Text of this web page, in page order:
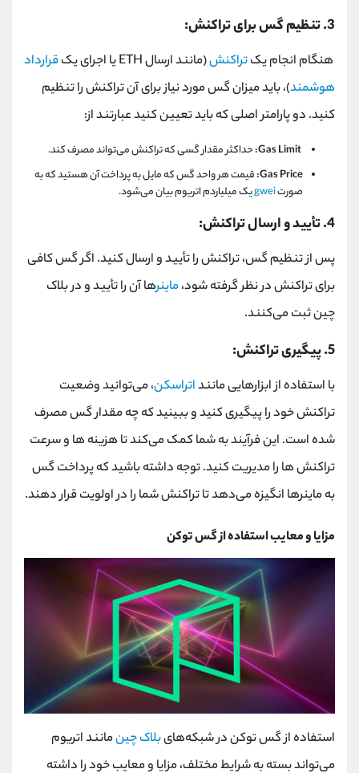
3. تنظیم گس برای تراکنش:
هنگام انجام یکتراکنش(مانند ارسالETHیا اجرای یکقرارداد
هوشمند)، باید میزان گس مورد نیاز برای آن تراکنش را تنظیم
کنید. دو پارامتر اصلی که باید تعیین کنید عبارتند از:
Gas Limit
:حداکثر مقدار گسی که تراکنش می‌تواند مصرف کند.
:Gas Priceقیمت هر واحد گس که مایل به پرداخت آن هستید که به
صورتgweiیک میلیاردم اتریوم بیان می‌شود.
4. تأیید و ارسال تراکنش:
پس از تنظیم گس، تراکنش را تأیید و ارسال کنید. اگر گس کافی
برای تراکنش در نظر گرفته شود،ماینرها آن را تأیید و در بلاک
چین ثبت می‌کنند.
5. پیگیری تراکنش:
با استفاده از ابزارهایی ماننداتراسکن، می‌توانید وضعیت
تراکنش خود را پیگیری کنید و ببینید که چه مقدار گس مصرف
شده است. این فرآیند به شما کمک می‌کند تا هزینه‌ ها و سرعت
تراکنش ‌ها را مدیریت کنید. توجه داشته باشید که پرداخت گس
به ماینرها انگیزه می‌دهد تا تراکنش شما را در اولویت قرار دهند.
مزایا و معایب استفاده از گس توکن
استفاده از گس توکن در شبکه‌هایبلاک چینمانند اتریوم
می‌تواند بسته به شرایط مختلف، مزایا و معایب خود را داشته